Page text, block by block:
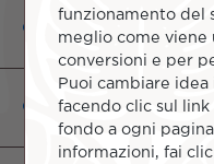
Consentito nel bagaglio
Consentito solo sulla
funzionamento del
meglio come viene
conversioni e per
Puoi cambiare
facendo clic sul
fondo a ogni
informazioni, fai